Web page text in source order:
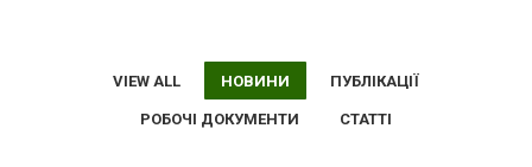
VIEW ALL НОВИНИ ПУБЛІКАЦІЇ
РОБОЧІ ДОКУМЕНТИ СТАТТІ